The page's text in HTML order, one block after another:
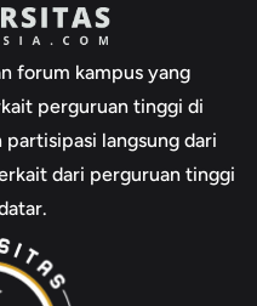
forum kampus yang
perguruan tinggi di
langsung dari
dari perguruan tinggi